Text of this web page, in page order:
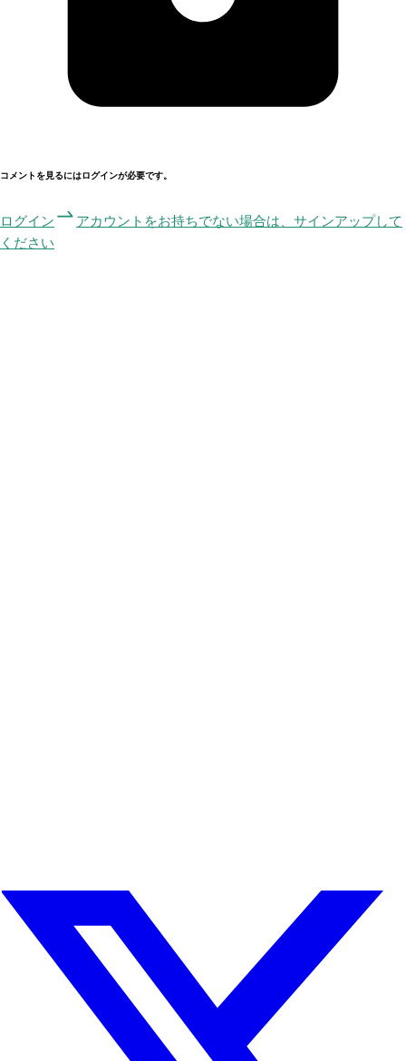
コメントを見るにはログインが必要です。
ログイン
アカウントをお持ちでない場合は、サインアップして
ください